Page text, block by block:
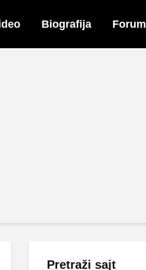
Biografija Forum
Pretraži sajt